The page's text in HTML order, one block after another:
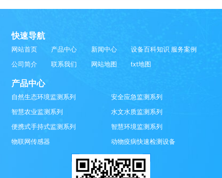
快速导航
网站首页 产品中心 新闻中心 设备百科知识 服务案例
公司简介
联系我们 网站地图 txt地图
产品中心
自然生态环境监测系列
安全应急监测系列
智慧农业监测系列
水文水质监测系列
便携式手持式监测系列
智慧环境监测系列
物联网传感器
动物疫病快速检测设备